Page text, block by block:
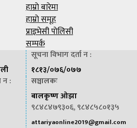
हाम्राे बारेमा
हाम्राे समूह
प्राइभेसी पाेलिसी
सम्पर्क
सूचना विभाग दर्ता न :
१८१३/०७६/०७७
न :
सञ्चालकः
बालकृष्ण ओझा
९८४८४७९३०६, ९८४८५८०१३५
attariyaonline2019@gmail.com